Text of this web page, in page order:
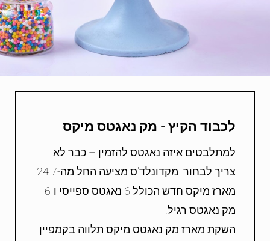
לכבוד הקיץ - מק נאגטס מיקס
למתלבטים איזה נאגטס להזמין – כבר לא
צריך לבחור. מקדונלד'ס מציעה החל מה-24.7
מארז מיקס חדש הכולל 6 נאגטס ספייסי ו-6
מק נאגטס רגיל.
השקת מארז מק נאגטס מיקס תלווה בקמפיין